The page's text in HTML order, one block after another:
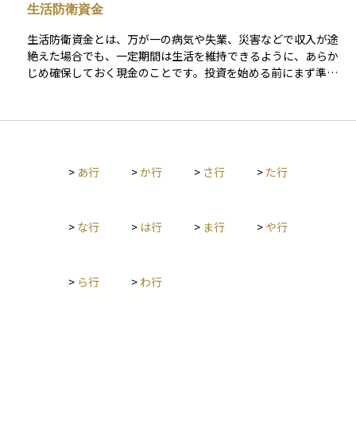
要素です。 資産運用の観点では、収入の水準を把握することは
家計管理や将来の投資計画を立てる際に不可欠であり、賃金日
額は収入の実態を客観的に見直す機会を与えてくれる概念とい
えます。
生活防衛資金
生活防衛資金とは、万が一の病気や失業、災害などで収入が途
絶えた場合でも、一定期間は生活を維持できるように、あらか
じめ確保しておく現金のことです。投資を始める前にまず準備
に価格が変動する商品ではなく、すぐに引き出せる預金などで
判断がしやすくなり、精神的な安心感にもつながります。
> あ行 >か行 > さ行 > た行
> な行 > は行 > ま行 > や行
> ら行 > わ行